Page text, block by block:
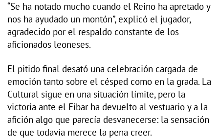
“Se ha notado mucho cuando el Reino ha apretado y
nos ha ayudado un montón”, explicó el jugador,
agradecido por el respaldo constante de los
aficionados leoneses.
El pitido final desató una celebración cargada de
emoción tanto sobre el césped como en la grada. La
Cultural sigue en una situación límite, pero la
victoria ante el Eibar ha devuelto al vestuario y a la
afición algo que parecía desvanecerse: la sensación
de que todavía merece la pena creer.